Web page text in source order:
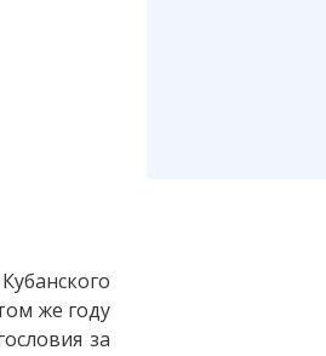
же году
за